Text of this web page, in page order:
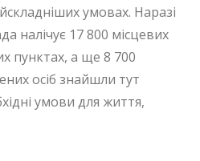
умовах. Наразі
налічує 17 800 місцевих
пунктах, а ще 8 700
осіб знайшли тут
умови для життя,